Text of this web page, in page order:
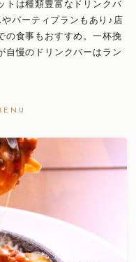
トは種類豊富なドリンクバ
パーティプランもあり♪店
の食事もおすすめ。一杯挽
自慢のドリンクバーはラン